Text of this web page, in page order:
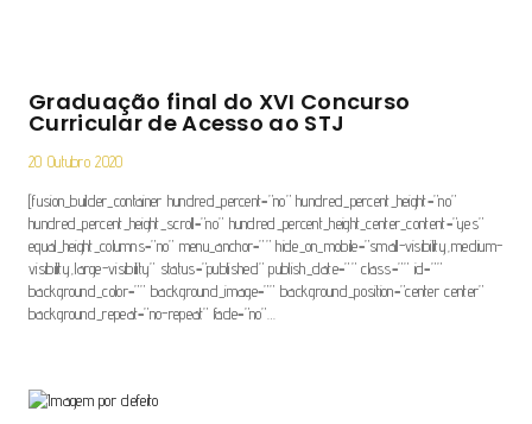
Graduação final do XVI Concurso
Curricular de Acesso ao STJ
20 Outubro 2020
[fusion_builder_container hundred_percent=”no” hundred_percent_height=”no”
hundred_percent_height_scroll=”no” hundred_percent_height_center_content=”yes”
equal_height_columns=”no” menu_anchor=”” hide_on_mobile=”small-visibility,medium-
visibility,large-visibility” status=”published” publish_date=”” class=”” id=””
background_color=”” background_image=”” background_position=”center center”
background_repeat=”no-repeat” fade=”no”…